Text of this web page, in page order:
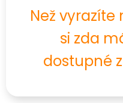
Než
si zda
dostupné